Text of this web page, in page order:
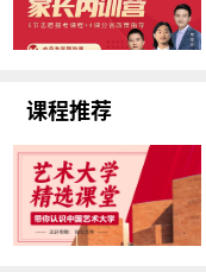
课程推荐